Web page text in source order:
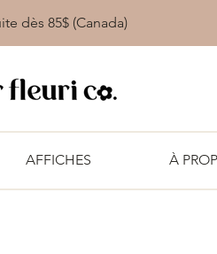
dès 85$ (Canada)
AFFICHES À